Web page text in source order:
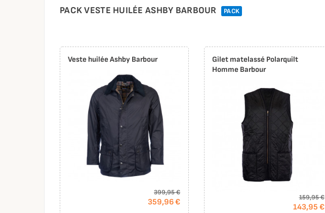
PACK VESTE HUILÉE ASHBY BARBOUR PACK
Veste huilée Ashby Barbour
399,95 €
359,96 €
Gilet matelassé Polarquilt
Homme Barbour
159,95 €
143,95 €